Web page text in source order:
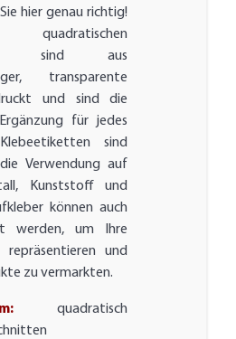
hier genau richtig!
quadratischen
sind aus
transparente
und sind die
für jedes
sind
Verwendung auf
Kunststoff und
können auch
werden, um Ihre
repräsentieren und
zu vermarkten.
quadratisch